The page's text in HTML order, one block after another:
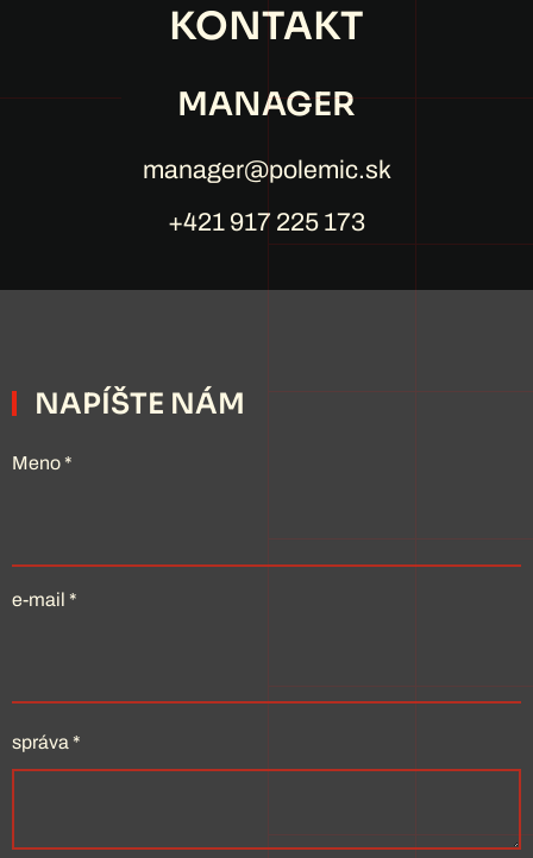
KONTAKT
MANAGER
manager@polemic.sk
+421 917 225 173
NAPÍŠTE NÁM
Meno*
e-mail *
správa *